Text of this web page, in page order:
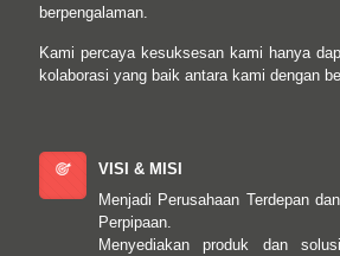
berpengalaman.
Kami percaya kesuksesan kami hanya
kolaborasi yang baik antara kami dengan
VISI & MISI
Menjadi Perusahaan Terdepan
Perpipaan.
Menyediakan produk dan